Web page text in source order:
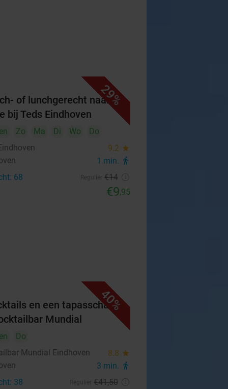
29%
of lunchgerecht naar
bij Teds Eindhoven
Zo Ma Di Wo
Do
9.2 star
1 min. directions_walk
68 €14
€9,95
40%
en een tapasschaal
Mundial
Do
Mundial Eindhoven
8.8 star
3 min. directions_walk
38 €41,50